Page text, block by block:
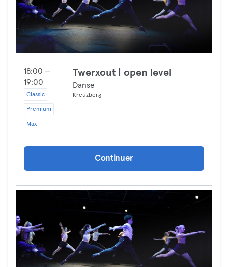
18:00 —
19:00
Classic
Premium
Max
Twerxout | open level
Danse
Kreuzberg
Continuer